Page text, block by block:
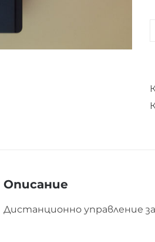
Описание
Дистанционно управление